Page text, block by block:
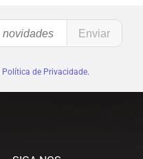
Política de Privacidade.